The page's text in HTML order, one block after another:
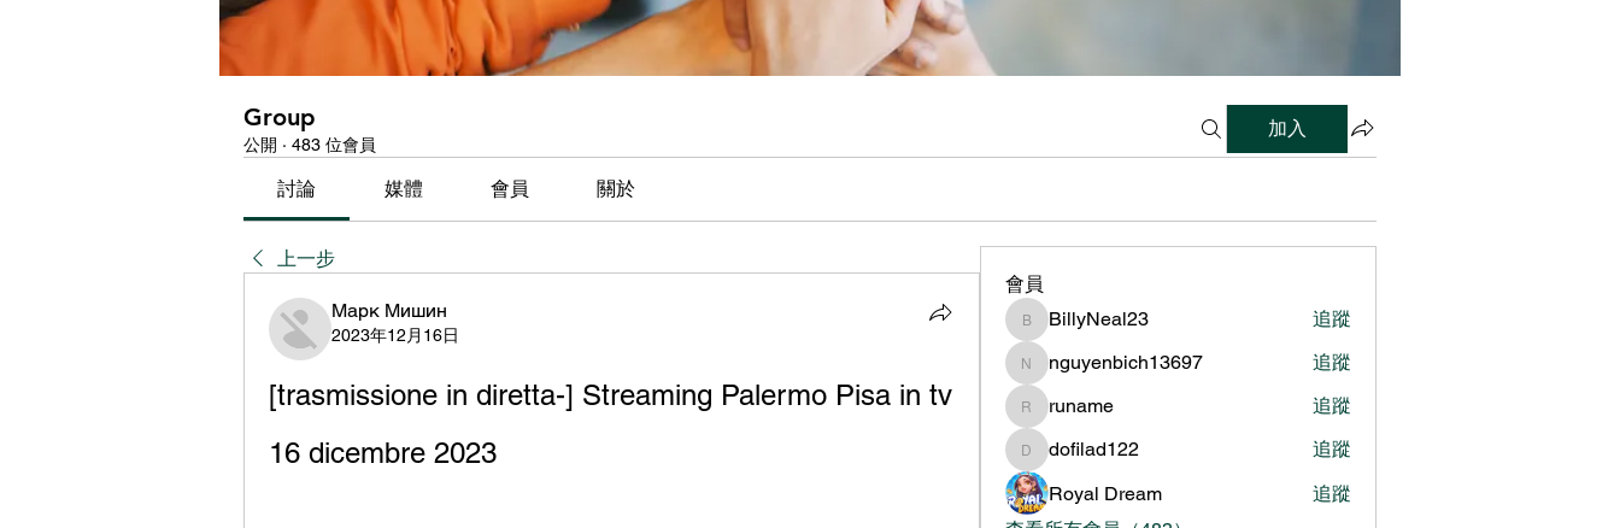
Group
公開 · 483 位會員
加入
討論 媒體 會員 關於
上一步
Марк Мишин
2023年12月16日
[trasmissione in diretta-] Streaming Palermo Pisa in tv
16 dicembre 2023
會員
BillyNeal23
BillyNeal23 追蹤
nguyenbich13697
nguyenbich13697 追蹤
runame
runame 追蹤
dofilad122
dofilad122
追蹤
Royal Dream
追蹤